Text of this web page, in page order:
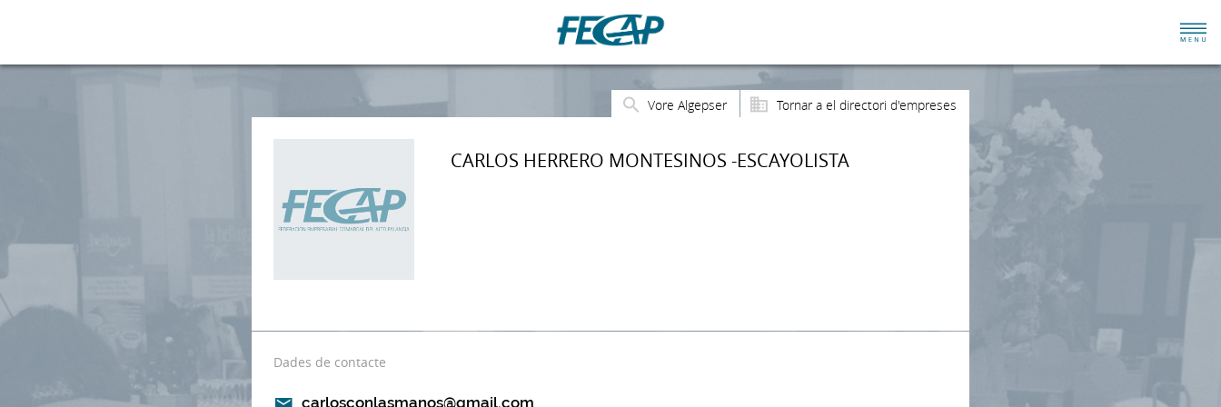
Tornar a el directori d'empreses
Vore Algepser
CARLOS HERRERO MONTESINOS -ESCAYOLISTA
Dades de contacte
carlosconlasmanos@gmail.com